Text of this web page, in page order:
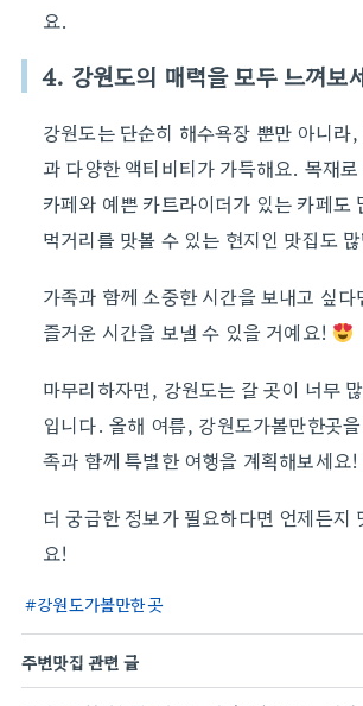
요.
4. 강원도의 매력을 모두 느껴보
강원도는 단순히 해수욕장 뿐만 아니라
과 다양한 액티비티가 가득해요. 목재
카페와 예쁜 카트라이더가 있는 카페도
먹거리를 맛볼 수 있는 현지인 맛집도
가족과 함께 소중한 시간을 보내고 싶
즐거운 시간을 보낼 수 있을 거예요!
마무리하자면, 강원도는 갈 곳이 너무
입니다. 올해 여름, 강원도가볼만한곳
족과 함께 특별한 여행을 계획해보세요!
더 궁금한 정보가 필요하다면 언제든지
요!
강원도가볼만한곳
주변맛집 관련 글